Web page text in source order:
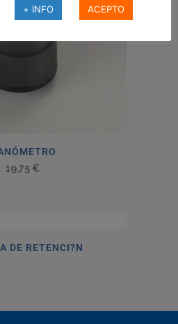
19,75 €
DE RETENCI?N
+ INFO ACEPTO